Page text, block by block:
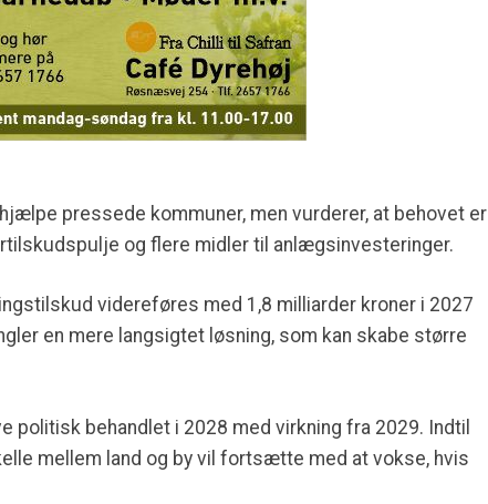
pressede kommuner, men vurderer, at behovet er
og flere midler til anlægsinvesteringer.
videreføres med 1,8 milliarder kroner i 2027
en mere langsigtet løsning, som kan skabe større
politisk behandlet i 2028 med virkning fra 2029. Indtil
mellem land og by vil fortsætte med at vokse, hvis